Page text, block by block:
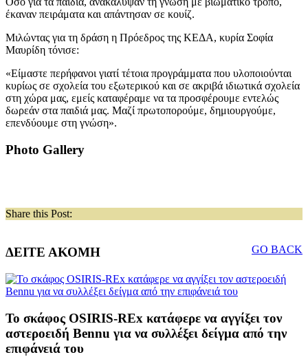
έκαναν πειράματα και απάντησαν σε κουίζ.
Μιλώντας για τη δράση η Πρόεδρος της ΚΕΔΑ, κυρία Σοφία
Μαυρίδη τόνισε:
«Είμαστε περήφανοι γιατί τέτοια προγράμματα που υλοποιούνται
κυρίως σε σχολεία του εξωτερικού και σε ακριβά ιδιωτικά σχολεία
στη χώρα μας, εμείς καταφέραμε να τα προσφέρουμε εντελώς
δωρεάν στα παιδιά μας. Μαζί πρωτοπορούμε, δημιουργούμε,
επενδύουμε στη γνώση».
Photo Gallery
Share this Post:
GO BACK
ΔΕΙΤΕ ΑΚΟΜΗ
Το σκάφος OSIRIS-REx κατάφερε να αγγίξει τον
αστεροειδή Bennu για να συλλέξει δείγμα από την
επιφάνειά του